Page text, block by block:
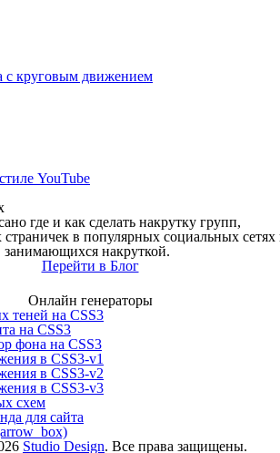
с круговым движением
YouTube
где и как сделать накрутку групп,
в популярных социальных сетях
занимающихся накруткой.
Перейти в Блог
Онлайн генераторы
теней на CSS3
на CSS3
фона на CSS3
в CSS3-v1
в CSS3-v2
в CSS3-v3
схем
для сайта
Studio Design. Все права защищены.